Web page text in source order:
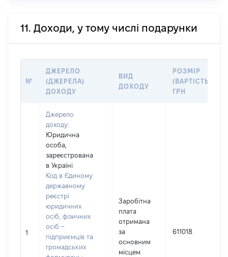
11. Доходи, у тому числі подарунки
№
ДЖЕРЕЛО
(ДЖЕРЕЛА)
ДОХОДУ
ВИД
ДОХОДУ
РОЗМІР
(ВАРТІСТЬ),
ГРН
1
Джерело
доходу:
Юридична
особа,
зареєстрована
в Україні
Код в Єдиному
державному
реєстрі
юридичних
осіб, фізичних
осіб –
підприємців та
громадських
Заробітна
плата
отримана
за
основним
місцем
611018